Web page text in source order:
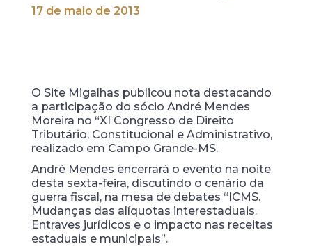
17 de maio de 2013
O Site Migalhas publicou nota destacando
a participação do sócio André Mendes
Moreira no “XI Congresso de Direito
Tributário, Constitucional e Administrativo,
realizado em Campo Grande-MS.
André Mendes encerrará o evento na noite
desta sexta-feira, discutindo o cenário da
guerra fiscal, na mesa de debates “ICMS.
Mudanças das alíquotas interestaduais.
Entraves jurídicos e o impacto nas receitas
estaduais e municipais”.